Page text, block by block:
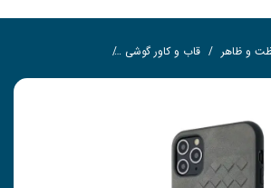
و ظاهر قاب و کاور گوشی